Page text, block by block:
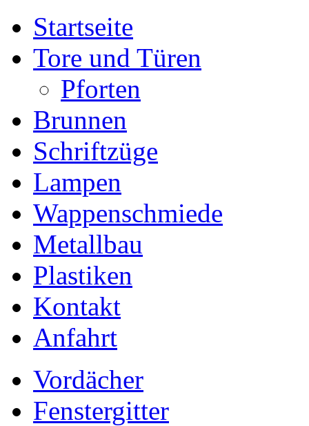
Startseite
Tore und Türen
Pforten
Brunnen
Schriftzüge
Lampen
Wappenschmiede
Metallbau
Plastiken
Kontakt
Anfahrt
Vordächer
Fenstergitter